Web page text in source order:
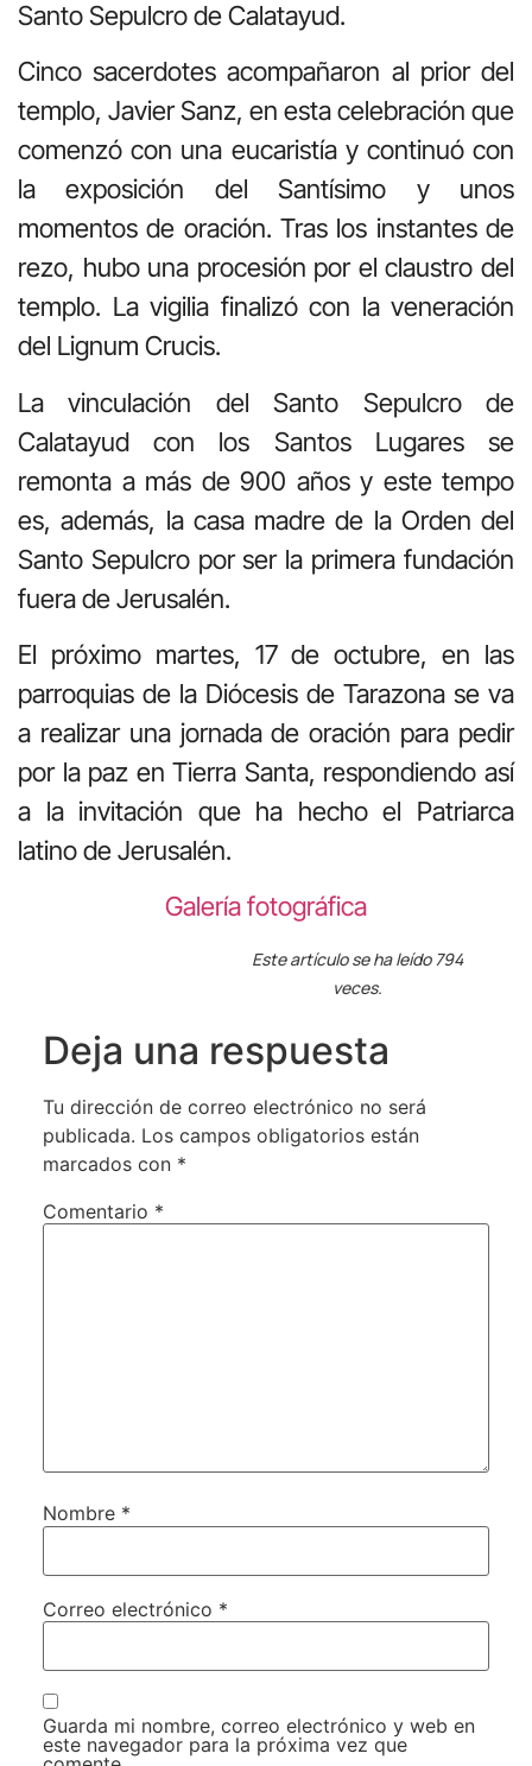
Santo Sepulcro de Calatayud.
Cinco sacerdotes acompañaron al prior del
templo, Javier Sanz, en esta celebración que
comenzó con una eucaristía y continuó con
la exposición del Santísimo y unos
momentos de oración. Tras los instantes de
rezo, hubo una procesión por el claustro del
templo. La vigilia finalizó con la veneración
del Lignum Crucis.
La vinculación del Santo Sepulcro de
Calatayud con los Santos Lugares se
remonta a más de 900 años y este tempo
es, además, la casa madre de la Orden del
Santo Sepulcro por ser la primera fundación
fuera de Jerusalén.
El próximo martes, 17 de octubre, en las
parroquias de la Diócesis de Tarazona se va
a realizar una jornada de oración para pedir
por la paz en Tierra Santa, respondiendo así
a la invitación que ha hecho el Patriarca
latino de Jerusalén.
Galería fotográfica
Este artículo se ha leído 794
veces.
Deja una respuesta
Tu dirección de correo electrónico no será
publicada. Los campos obligatorios están
marcados con *
Comentario *
Nombre *
Correo electrónico *
Guarda mi nombre, correo electrónico y web en
este navegador para la próxima vez que